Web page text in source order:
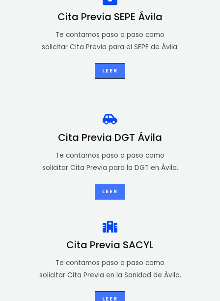
Cita Previa SEPE Ávila
Te contamos paso a paso como
solicitar Cita Previa para el SEPE de Ávila.
LEER
Cita Previa DGT Ávila
Te contamos paso a paso como
solicitar Cita Previa para la DGT en Ávila.
LEER
Cita Previa SACYL
Te contamos paso a paso como
solicitar Cita Previa en la Sanidad de Ávila.
LEER